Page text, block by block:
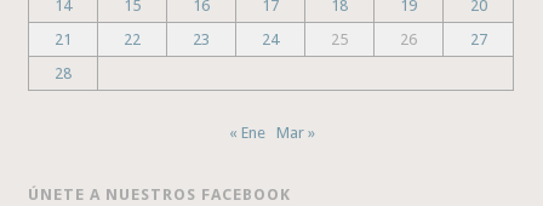
14
15 16 17 18 19
20
21
22 23 24 25 26
27
28
« Ene Mar »
ÚNETE A NUESTROS FACEBOOK